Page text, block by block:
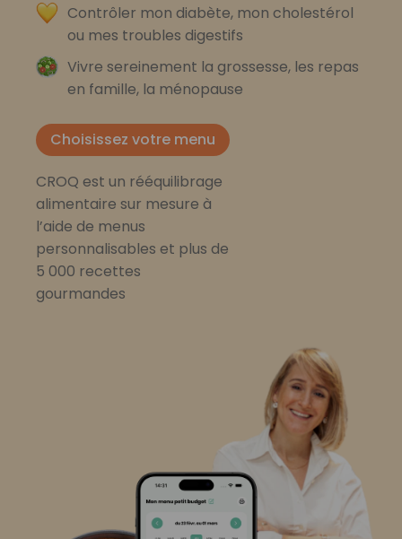
Contrôler mon diabète, mon cholestérol
ou mes troubles digestifs
Vivre sereinement la grossesse, les repas
en famille, la ménopause
Choisissez votre menu
CROQ est un rééquilibrage
alimentaire sur mesure à
l’aide de menus
personnalisables et plus de
5 000 recettes
gourmandes